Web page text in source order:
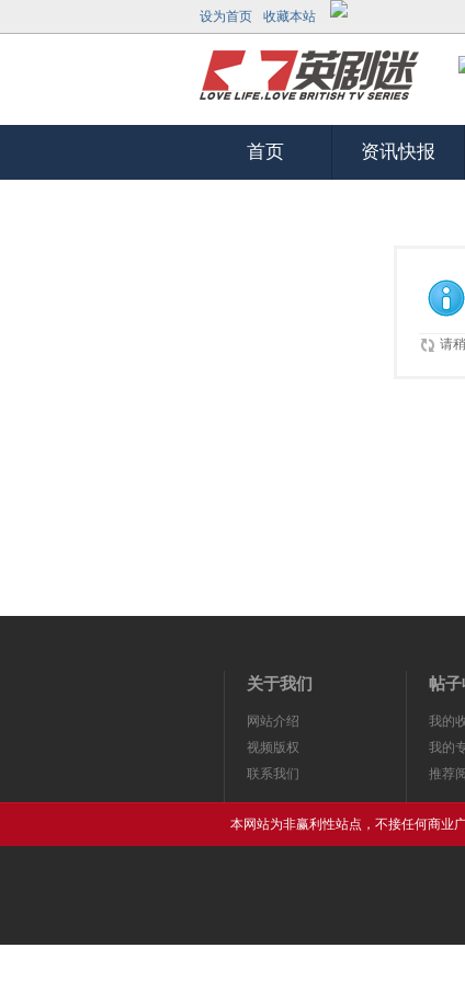
设为首页 收藏本站
首页 资讯快报
请
关于我们
网站介绍
视频版权
联系我们
帖子
我的
我的
推荐
本网站为非赢利性站点，不接任何商业